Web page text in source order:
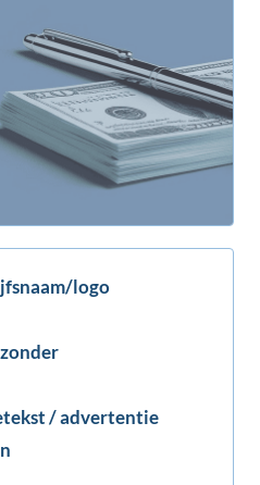
logo
/ advertentie